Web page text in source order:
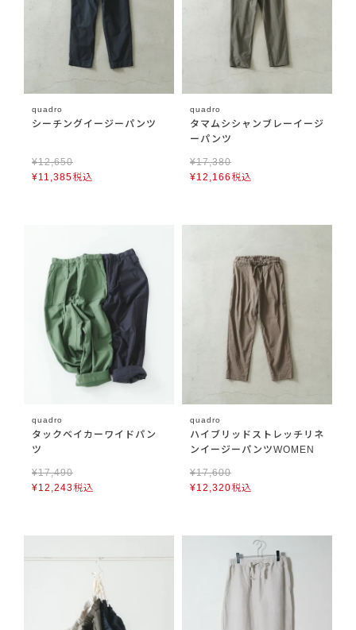
quadro
シーチングイージーパンツ
¥12,650
¥11,385税込
quadro
タマムシシャンブレーイージ
ーパンツ
¥17,380
¥12,166税込
quadro
タックベイカーワイドパン
ツ
¥17,490
¥12,243税込
quadro
ハイブリッドストレッチリネ
ンイージーパンツWOMEN
¥17,600
¥12,320税込